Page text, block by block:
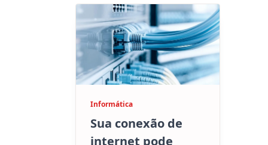
Informática
Sua conexão de
internet pode